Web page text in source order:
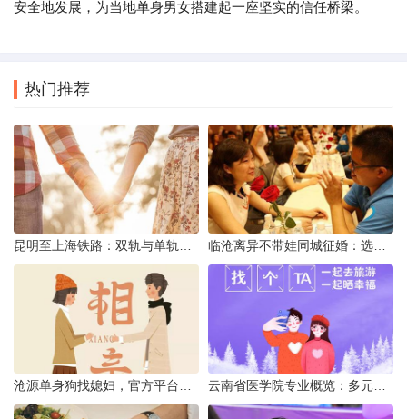
安全地发展，为当地单身男女搭建起一座坚实的信任桥梁。
热门推荐